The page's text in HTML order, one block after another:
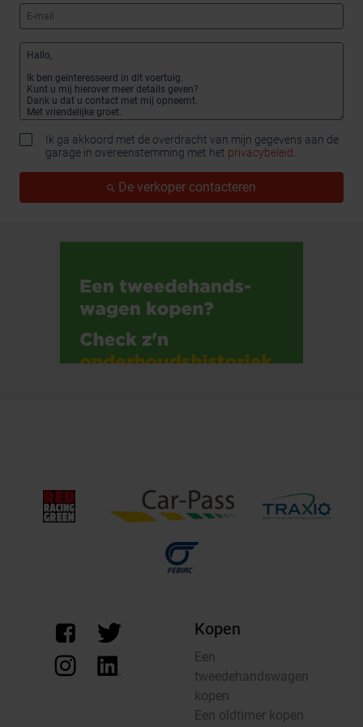
Ik ga akkoord met de overdracht van mijn gegevens aan de
garage in overeenstemming met het privacybeleid.
De verkoper contacteren
Kopen
Een
tweedehandswagen
kopen
Een oldtimer kopen